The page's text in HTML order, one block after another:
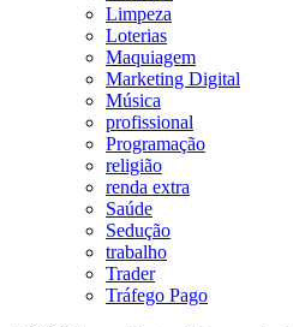
Limpeza
Loterias
Maquiagem
Marketing Digital
Música
profissional
Programação
religião
renda extra
Saúde
Sedução
trabalho
Trader
Tráfego Pago